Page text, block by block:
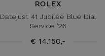
ROLEX
Datejust 41 Jubilee Blue Dial
Service '26
€ 14.150,-